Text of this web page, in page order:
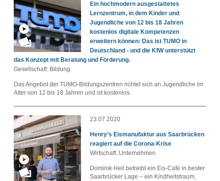
Dateityp
audio
gallery 3
html
info
video
Ein hochmodern ausgestattetes
Lernzentrum, in dem Kinder und
Jugendliche von 12 bis 18 Jahren
kostenlos digitale Kompetenzen
erweitern können: Das ist TUMO in
Deutschland - und die KfW unterstützt
das Konzept mit Beratung und Förderung.
Gesellschaft: Bildung
Das Angebot der TUMO-Bildungszentren richtet sich an Jugendliche im
Alter von 12 bis 18 Jahren und ist kostenlos.
23.07.2020
Henry’s Eismanufaktur aus Saarbrücken
reagiert auf die Corona-Krise
Wirtschaft: Unternehmen
Dominik Heil betreibt ein Eis-Café in bester
Saarbrücker Lage – ein Kindheitstraum,